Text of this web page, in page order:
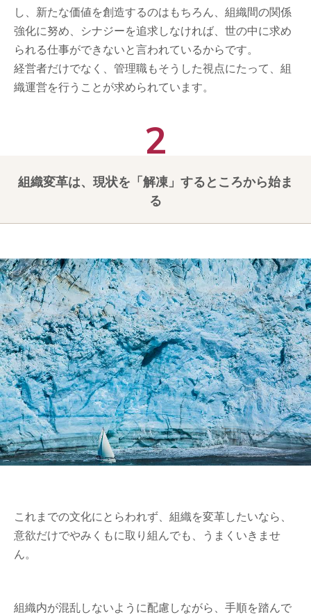
し、新たな価値を創造するのはもちろん、組織間の関係
強化に努め、シナジーを追求しなければ、世の中に求め
られる仕事ができないと言われているからです。
経営者だけでなく、管理職もそうした視点にたって、組
織運営を行うことが求められています。
組織変革は、現状を「解凍」するところから始ま
る
これまでの文化にとらわれず、組織を変革したいなら、
意欲だけでやみくもに取り組んでも、うまくいきませ
ん。
組織内が混乱しないように配慮しながら、手順を踏んで